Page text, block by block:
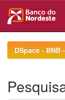
navigationDSpace -